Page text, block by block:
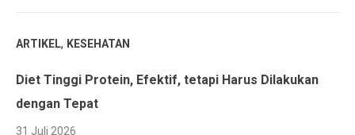
ARTIKEL, KESEHATAN
Diet Tinggi Protein, Efektif, tetapi Harus Dilakukan
dengan Tepat
31 Juli 2026